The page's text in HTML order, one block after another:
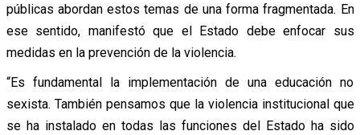
públicas abordan estos temas de una forma fragmentada. En
ese sentido, manifestó que el Estado debe enfocar sus
medidas en la prevención de la violencia.
“Es fundamental la implementación de una educación no
sexista. También pensamos que la violencia institucional que
se ha instalado en todas las funciones del Estado ha sido